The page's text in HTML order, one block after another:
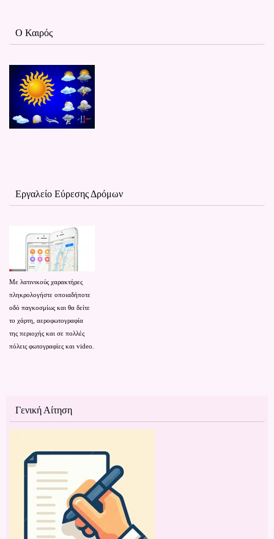
Ο Καιρός
Εργαλείο Εύρεσης Δρόμων
Με λατινικούς χαρακτήρες
πληκρολογήστε οποιαδήποτε
οδό παγκοσμίως και θα δείτε
το χάρτη, αεροφωτογραφία
της περιοχής και σε πολλές
πόλεις φωτογραφίες και video.
Γενική Αίτηση